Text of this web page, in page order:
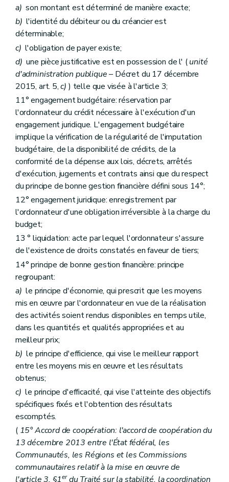
Art. 69
Art.69/1
Art. 70
Art. 71
Art. 72
Art. 73
Titre
X
Dispositions en matière de prescription
Art. 74
Art. 75
TitreXI
Dispositions relatives aux objectifs budgétaires, sociaux, économiques et environnementaux
Art.
76
Art. 77
Art.78
LivreIII
Dispositions applicables aux organismes, à l'Agence wallonne de la santé, de la protection sociale, du handicap et des familles, aux entreprises régionales, au Parlement et au Service du Médiateur
TitreI
Dispositions relatives à la structure et au contenu du budget
Chapitre Ier
Disposition commune
Art.79
ChapitreII
Dispositions spécifiques
Art.80
81
Art.82
Art.83
Art.
85
Art.86
TitreII
Dispositions relatives à l'approbation du budget
Art.87
Art.
Art.
TitreIII
Dispositions relatives à l'exécution du budget et à la comptabilité budgétaire
ChapitreI
Disposition commune
Art.90
ChapitreII
Dispositions particulières
Art.91
Art.
Art.93
TitreIV
Dispositions relatives à la comptabilité générale
Art.94
Art.
Art. 96
TitreV
Dispositions relatives au rapportage
ChapitreIer
Du compte général annuel
Art.
ChapitreII
Des comptes intermédiaires
Art.98
TitreVI
Dispositions relatives aux contrôles
ChapitreI er
Disposition générale
Art.99
ChapitreII
Du contrôle et de l'audit internes
a) son montant est déterminé de manière exacte;
b) l'identité du débiteur ou du créancier est
déterminable;
c) l'obligation de payer existe;
d) une pièce justificative est en possession de l' (unité
d'administration publique– Décret du 17 décembre
2015, art. 5,c) ) telle que visée à l'article 3;
11° engagement budgétaire: réservation par
l'ordonnateur du crédit nécessaire à l'exécution d'un
engagement juridique. L'engagement budgétaire
implique la vérification de la régularité de l'imputation
budgétaire, de la disponibilité de crédits, de la
conformité de la dépense aux lois, décrets, arrêtés
d'exécution, jugements et contrats ainsi que du respect
du principe de bonne gestion financière défini sous 14°;
12° engagement juridique: enregistrement par
l'ordonnateur d'une obligation irréversible à la charge du
budget;
13 ° liquidation: acte par lequel l'ordonnateur s'assure
de l'existence de droits constatés en faveur de tiers;
14° principe de bonne gestion financière: principe
regroupant:
a) le principe d'économie, qui prescrit que les moyens
mis en œuvre par l'ordonnateur en vue de la réalisation
des activités soient rendus disponibles en temps utile,
dans les quantités et qualités appropriées et au
meilleur prix;
b) le principe d'efficience, qui vise le meilleur rapport
entre les moyens mis en œuvre et les résultats
obtenus;
c) le principe d'efficacité, qui vise l'atteinte des objectifs
spécifiques fixés et l'obtention des résultats
escomptés.
( 15° Accord de coopération: l'accord de coopération du
13 décembre 2013 entre l'État fédéral, les
Communautés, les Régions et les Commissions
communautaires relatif à la mise en œuvre de
l'article 3, §1erdu Traité sur la stabilité, la coordination